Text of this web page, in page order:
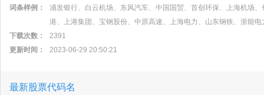
词条样例：
浦发银行、白云机场、东风汽车、中国国贸、首创环保、上海机场
港、上港集团、宝钢股份、中原高速、上海电力、山东钢铁、浙能电
下载次数：
2391
更新时间：
2023-06-29 20:50:21
最新股票代码名